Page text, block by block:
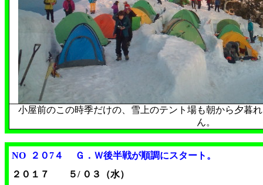
小屋前のこの時季だけの、雪上のテント場も朝から夕暮
ん。
NO ２０7４ Ｇ．Ｗ後半戦が順調にスタート 。
２０１７ ５/ ０３（水）